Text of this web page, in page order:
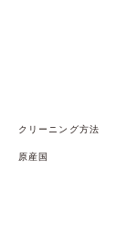
クリーニング方法
原産国